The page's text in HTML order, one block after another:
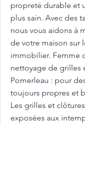
propreté durable et
plus sain. Avec des
nous vous aidons à
de votre maison sur
immobilier. Femme
nettoyage de grilles
Pomerleau : pour
toujours propres et
Les grilles et
exposées aux